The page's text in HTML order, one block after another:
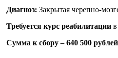
Диагноз: Закрытая черепно-
Требуется курс реабилитации
Сумма к сбору – 640 500 рублей